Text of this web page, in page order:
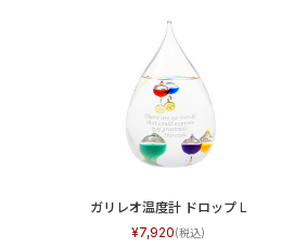
ガリレオ温度計 ドロップ L
7,920